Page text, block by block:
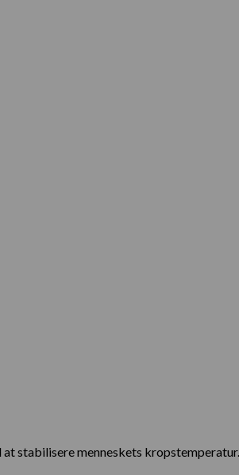
stabilisere menneskets kropstemperatur.